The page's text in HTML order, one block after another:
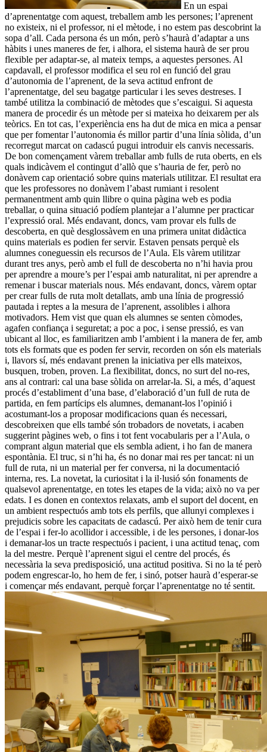
En un espai
d’aprenentatge com aquest, treballem amb les persones; l’aprenent
no existeix, ni el professor, ni el mètode, i no estem pas descobrint la
sopa d’all. Cada persona és un món, però s’haurà d’adaptar a uns
hàbits i unes maneres de fer, i alhora, el sistema haurà de ser prou
flexible per adaptar-se, al mateix temps, a aquestes persones. Al
capdavall, el professor modifica el seu rol en funció del grau
d’autonomia de l’aprenent, de la seva actitud enfront de
l’aprenentatge, del seu bagatge particular i les seves destreses. I
també utilitza la combinació de mètodes que s’escaigui. Si aquesta
manera de procedir és un mètode per si mateixa ho deixarem per als
teòrics. En tot cas, l’experiència ens ha dut de mica en mica a pensar
que per fomentar l’autonomia és millor partir d’una línia sòlida, d’un
recorregut marcat on cadascú pugui introduir els canvis necessaris.
De bon començament vàrem treballar amb fulls de ruta oberts, en els
quals indicàvem el contingut d’allò que s’hauria de fer, però no
donàvem cap orientació sobre quins materials utilitzar. El resultat era
que les professores no donàvem l’abast rumiant i resolent
permanentment amb quin llibre o quina pàgina web es podia
treballar, o quina situació podíem plantejar a l’alumne per practicar
l’expressió oral. Més endavant, doncs, vam provar els fulls de
descoberta, en què desglossàvem en una primera unitat didàctica
quins materials es podien fer servir. Estaven pensats perquè els
alumnes coneguessin els recursos de l’Aula. Els vàrem utilitzar
durant tres anys, però amb el full de descoberta no n’hi havia prou
per aprendre a moure’s per l’espai amb naturalitat, ni per aprendre a
remenar i buscar materials nous. Més endavant, doncs, vàrem optar
per crear fulls de ruta molt detallats, amb una línia de progressió
pautada i reptes a la mesura de l’aprenent, assolibles i alhora
motivadors. Hem vist que quan els alumnes se senten còmodes,
agafen confiança i seguretat; a poc a poc, i sense pressió, es van
ubicant al lloc, es familiaritzen amb l’ambient i la manera de fer, amb
tots els formats que es poden fer servir, recorden on són els materials
i, llavors sí, més endavant prenen la iniciativa per ells mateixos,
busquen, troben, proven. La flexibilitat, doncs, no surt del no-res,
ans al contrari: cal una base sòlida on arrelar-la. Si, a més, d’aquest
procés d’establiment d’una base, d’elaboració d’un full de ruta de
partida, en fem partícips els alumnes, demanant-los l’opinió i
acostumant-los a proposar modificacions quan és necessari,
descobreixen que ells també són trobadors de novetats, i acaben
suggerint pàgines web, o fins i tot fent vocabularis per a l’Aula, o
comprant algun material que els sembla adient, i ho fan de manera
espontània. El truc, si n’hi ha, és no donar mai res per tancat: ni un
full de ruta, ni un material per fer conversa, ni la documentació
interna, res. La novetat, la curiositat i la il·lusió són fonaments de
qualsevol aprenentatge, en totes les etapes de la vida; això no va per
edats. I es donen en contextos relaxats, amb el suport del docent, en
un ambient respectuós amb tots els perfils, que allunyi complexes i
prejudicis sobre les capacitats de cadascú. Per això hem de tenir cura
de l’espai i fer-lo acollidor i accessible, i de les persones, i donar-los
i demanar-los un tracte respectuós i pacient, i una actitud tenaç, com
la del mestre. Perquè l’aprenent sigui el centre del procés, és
necessària la seva predisposició, una actitud positiva. Si no la té però
podem engrescar-lo, ho hem de fer, i sinó, potser haurà d’esperar-se
i començar més endavant, perquè forçar l’aprenentatge no té sentit.